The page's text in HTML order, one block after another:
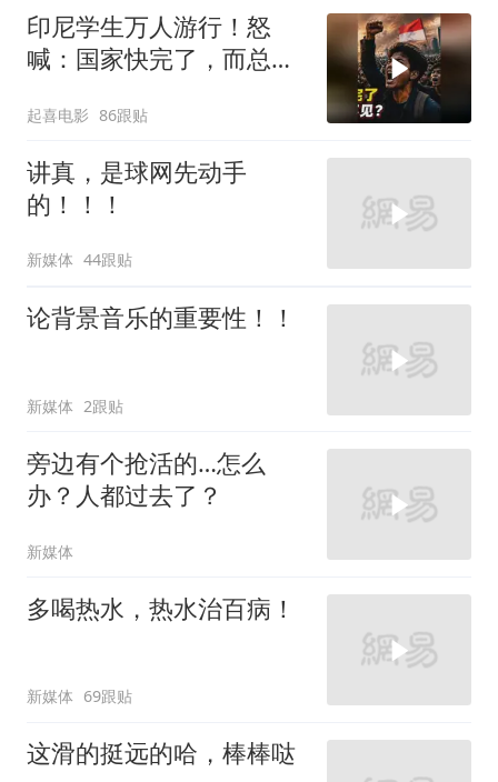
印尼学生万人游行！怒
喊：国家快完了，而总统
起喜电影 86跟贴
讲真，是球网先动手
的！！！
新媒体 44跟贴
论背景音乐的重要性！！
新媒体 2跟贴
旁边有个抢活的…怎么
办？人都过去了？
新媒体
多喝热水，热水治百病！
新媒体 69跟贴
这滑的挺远的哈，棒棒哒